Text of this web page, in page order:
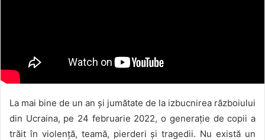
La mai bine de un an și jumătate de la izbucnirea războiului
din Ucraina, pe 24 februarie 2022, o generație de copii a
trăit în violență, teamă, pierderi și tragedii. Nu există un